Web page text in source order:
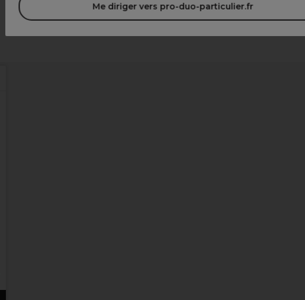
Me diriger vers pro-duo-particulier.fr